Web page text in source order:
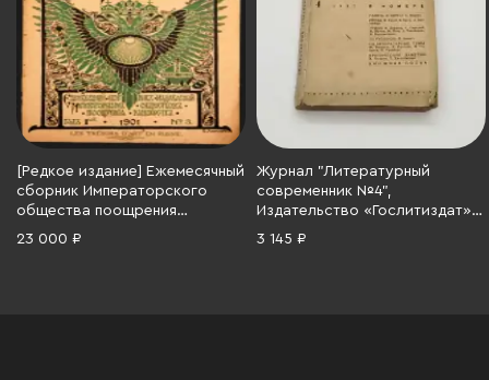
[Редкое издание] Ежемесячный
сборник Императорского
общества поощрения
художеств "Художественные
23 000 ₽
Журнал "Литературный
современник №4",
Издательство «Гослитиздат»,
бумага, печать, СССР, 1937 г.
3 145 ₽